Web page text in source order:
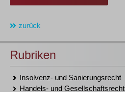
zurück
Rubriken
Insolvenz- und Sanierungsrecht
Handels- und Gesellschaftsrecht